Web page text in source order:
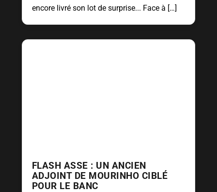
encore livré son lot de surprise... Face à […]
FLASH ASSE : UN ANCIEN
ADJOINT DE MOURINHO CIBLÉ
POUR LE BANC